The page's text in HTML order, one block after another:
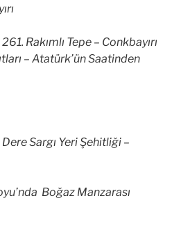
Rakımlı Tepe – Conkbayırı
– Atatürk’ün Saatinden
Sargı Yeri Şehitliği –
Boğaz Manzarası